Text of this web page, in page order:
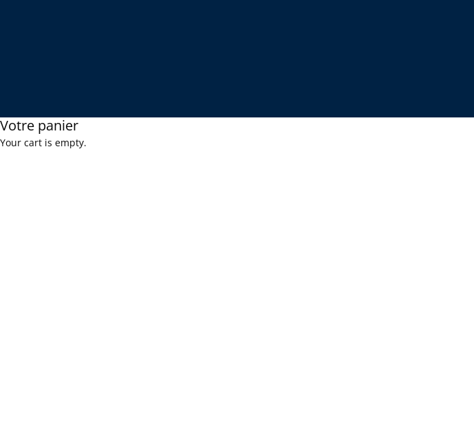
Votre panier
Your cart is empty.